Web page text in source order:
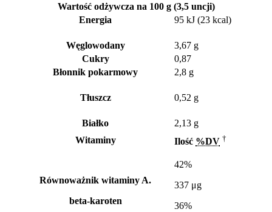
Wartość odżywcza na 100 g (3,5 uncji)
Energia
95 kJ (23 kcal)
Węglowodany
3,67 g
Cukry
0,87
Błonnik pokarmowy
2,8 g
Tłuszcz 0,52 g
Białko
2,13 g
Witaminy
Ilość %DV †
Równoważnik witaminy A.
beta-karoten
42%
337 μg
36%